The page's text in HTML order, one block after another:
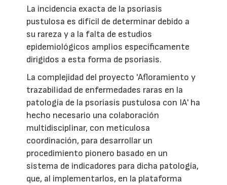
La incidencia exacta de la psoriasis
pustulosa es difícil de determinar debido a
su rareza y a la falta de estudios
epidemiológicos amplios específicamente
dirigidos a esta forma de psoriasis.
La complejidad del proyecto 'Afloramiento y
trazabilidad de enfermedades raras en la
patología de la psoriasis pustulosa con IA' ha
hecho necesario una colaboración
multidisciplinar, con meticulosa
coordinación, para desarrollar un
procedimiento pionero basado en un
sistema de indicadores para dicha patología,
que, al implementarlos, en la plataforma